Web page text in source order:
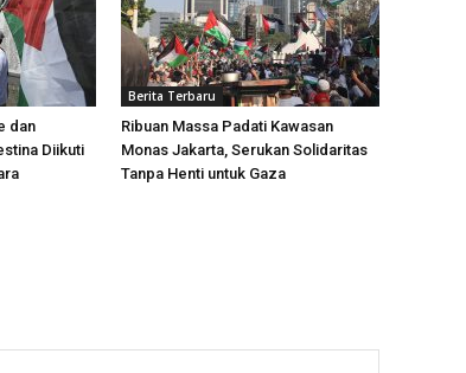
dan
Diikuti
Berita Terbaru
Ribuan Massa Padati Kawasan
Monas Jakarta, Serukan Solidaritas
Tanpa Henti untuk Gaza